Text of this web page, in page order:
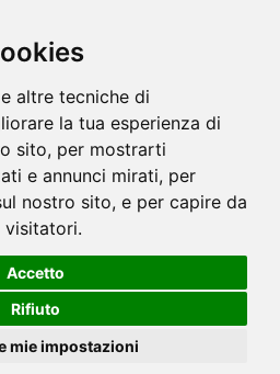
altre tecniche di
la tua esperienza di
sito, per mostrarti
e annunci mirati, per
nostro sito, e per capire da
visitatori.
Accetto
Rifiuto
mie impostazioni